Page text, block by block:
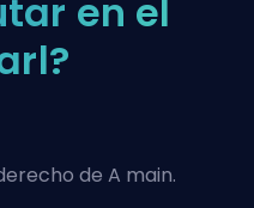
en el
de A main.